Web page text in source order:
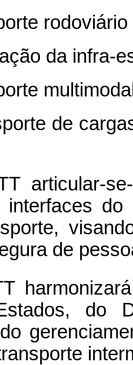
da infra-
de
articular-
interfaces
de
do